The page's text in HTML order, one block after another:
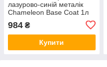
лазурово-синій металік
Chameleon Base Coat 1л
984 ₴
Купити